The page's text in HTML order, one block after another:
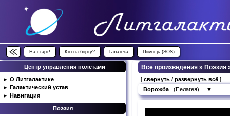
На старт! Кто на борту? Галатека Помощь (SOS)
Центр управления полётами
► О Литгалактике
► Галактический устав
► Навигация
Поэзия
Все произведения » Поэзия
[свернуть / развернуть всё ]
Ворожба (Пелагея) ▼